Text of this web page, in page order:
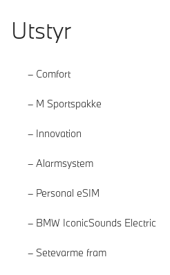
Utstyr
Comfort
M Sportspakke
Innovation
Alarmsystem
Personal eSIM
BMW IconicSounds Electric
Setevarme fram